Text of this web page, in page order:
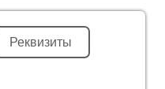
Реквизиты